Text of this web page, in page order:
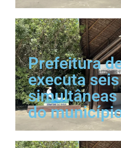
Prefeitura
executa
do